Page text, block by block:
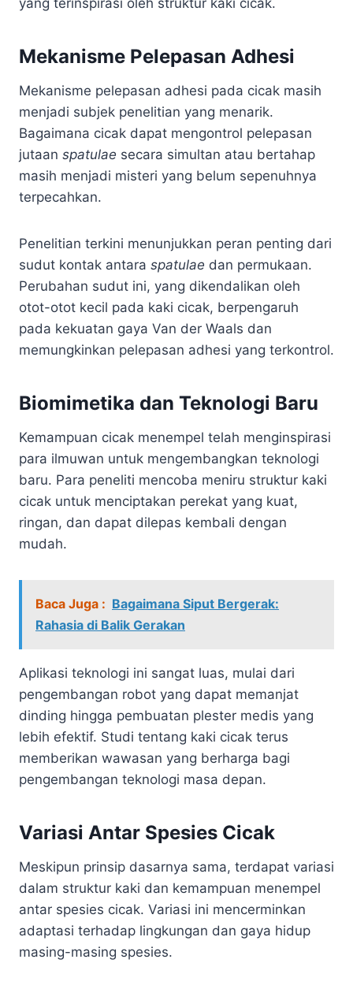
Mekanisme Pelepasan Adhesi
Mekanisme pelepasan adhesi pada cicak masih
menjadi subjek penelitian yang menarik.
Bagaimana cicak dapat mengontrol pelepasan
jutaan spatulae secara simultan atau bertahap
masih menjadi misteri yang belum sepenuhnya
terpecahkan.
Penelitian terkini menunjukkan peran penting dari
sudut kontak antara spatulae dan permukaan.
Perubahan sudut ini, yang dikendalikan oleh
otot-otot kecil pada kaki cicak, berpengaruh
pada kekuatan gaya Van der Waals dan
memungkinkan pelepasan adhesi yang terkontrol.
Biomimetika dan Teknologi Baru
Kemampuan cicak menempel telah menginspirasi
para ilmuwan untuk mengembangkan teknologi
baru. Para peneliti mencoba meniru struktur kaki
cicak untuk menciptakan perekat yang kuat,
ringan, dan dapat dilepas kembali dengan
mudah.
Baca Juga : Bagaimana Siput Bergerak:
Rahasia di Balik Gerakan
Aplikasi teknologi ini sangat luas, mulai dari
pengembangan robot yang dapat memanjat
dinding hingga pembuatan plester medis yang
lebih efektif. Studi tentang kaki cicak terus
memberikan wawasan yang berharga bagi
pengembangan teknologi masa depan.
Variasi Antar Spesies Cicak
Meskipun prinsip dasarnya sama, terdapat variasi
dalam struktur kaki dan kemampuan menempel
antar spesies cicak. Variasi ini mencerminkan
adaptasi terhadap lingkungan dan gaya hidup
masing-masing spesies.